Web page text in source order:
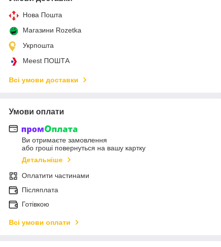
Нова Пошта
Магазини Rozetka
Укрпошта
Meest ПОШТА
Всі умови доставки
Умови оплати
Ви отримаєте замовлення
або гроші повернуться на вашу картку
Детальніше
Оплатити частинами
Післяплата
Готівкою
Всі умови оплати